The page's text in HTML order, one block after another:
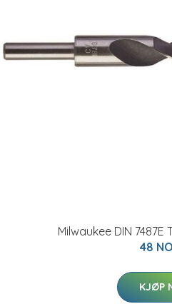
Milwaukee DIN 7487E
48
KJØP